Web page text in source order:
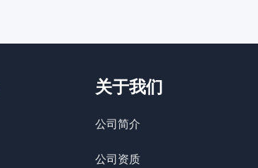
公司简介
公司资质
关于我们